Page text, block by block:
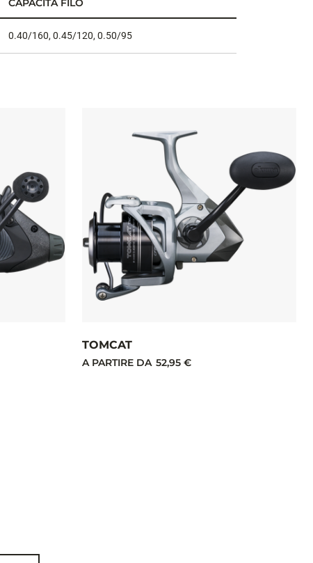
CAPACITÀ FILO
0.40/160, 0.45/120, 0.50/95
TOMCAT
A PARTIRE DA 52,95 €